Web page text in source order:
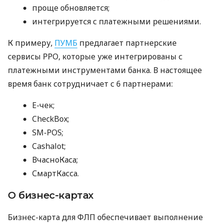
проще обновляется;
интегрируется с платежными решениями.
К примеру, ПУМБ предлагает партнерские
сервисы РРО, которые уже интегрированы с
платежными инструментами банка. В настоящее
время банк сотрудничает с 6 партнерами:
E-чек;
CheckBox;
SM-POS;
Cashalot;
ВчасноКаса;
СмартКасса.
О бизнес-картах
Бизнес-карта для ФЛП обеспечивает выполнение